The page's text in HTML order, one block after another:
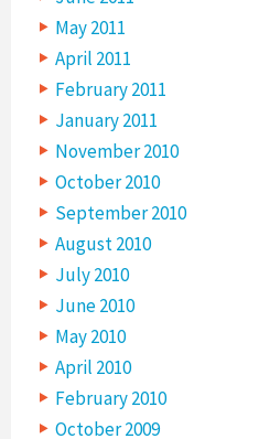
May 2011
April 2011
February 2011
January 2011
November 2010
October 2010
September 2010
August 2010
July 2010
June 2010
May 2010
April 2010
February 2010
October 2009